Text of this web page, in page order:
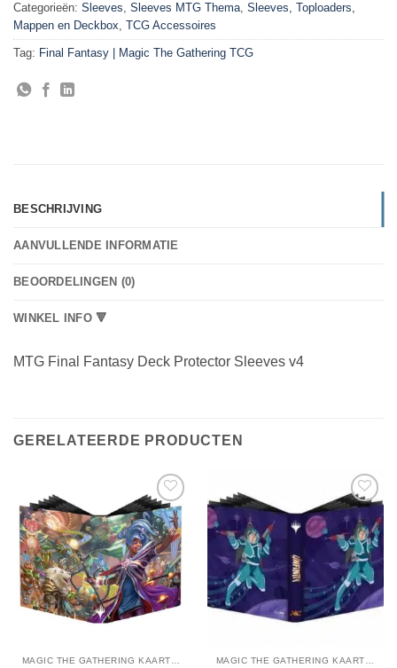
Categorieën: Sleeves, Sleeves MTG Thema, Sleeves, Toploaders,
Mappen en Deckbox, TCG Accessoires
Tag: Final Fantasy | Magic The Gathering TCG
BESCHRIJVING
AANVULLENDE INFORMATIE
BEOORDELINGEN (0)
WINKEL INFO 🔻
MTG Final Fantasy Deck Protector Sleeves v4
GERELATEERDE PRODUCTEN